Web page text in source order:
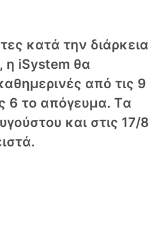
κατά την διάρκεια
η iSystem θα
από τις 9
6 το απόγευμα. Tα
και στις 17/8